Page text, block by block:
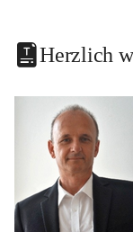
Herzlich